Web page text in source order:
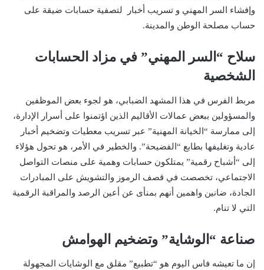
وإفشاء السر المهني و تسريب أخبار لتصفية حسابات ضيقة على
حساب مصلحة الوطن والمدينة.
سلاح “السر المهني” في مزاد الحسابات
الشخصية
مربط الفرس في هذا المشهد الضبابي، هو لجوء بعض الموظفين
والمسؤولين ببعض عمالات الأقاليم الذين اؤتمنوا على أسرار الإدارة،
إلى ممارسة “الخيانة المهنية” عبر تسريب معطيات وتضخيم أخبار
عادية وتغليفها بطابع “الفضيحة”. والخطير في الأمر، هو تحول هؤلاء
إلى “أشباح رقمية” يمتلكون حسابات وهمية على منصات التواصل
الاجتماعي، تخصصت في قصف الرموز والتشويش على المبادرات
الجادة، ضانين واهمين أنهم بمنأى عن أعين الرصد والمراقبة الرقمية
التي لا تنام.
صناعة “الوشاية” وتضخيم الهوامش
إن ما تعيشه فاس اليوم هو “تطبيع” مقلق مع الوشايات المجهولة